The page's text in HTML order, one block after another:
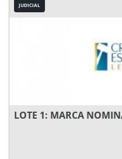
JUDICIAL
LOTE 1: MARCA